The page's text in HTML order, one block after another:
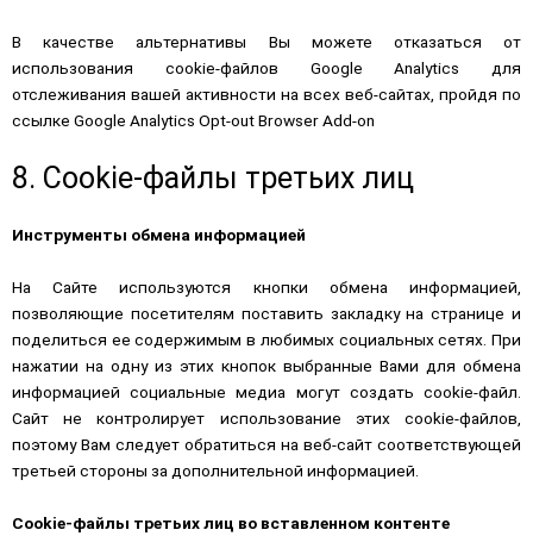
В качестве альтернативы Вы можете отказаться от
использования cookie-файлов Google Analytics для
отслеживания вашей активности на всех веб-сайтах, пройдя по
ссылке Google Analytics Opt-out Browser Add-on
8. Cookie-файлы третьих лиц
Инструменты обмена информацией
На Сайте используются кнопки обмена информацией,
позволяющие посетителям поставить закладку на странице и
поделиться ее содержимым в любимых социальных сетях. При
нажатии на одну из этих кнопок выбранные Вами для обмена
информацией социальные медиа могут создать cookie-файл.
Сайт не контролирует использование этих cookie-файлов,
поэтому Вам следует обратиться на веб-сайт соответствующей
третьей стороны за дополнительной информацией.
Cookie-файлы третьих лиц во вставленном контенте